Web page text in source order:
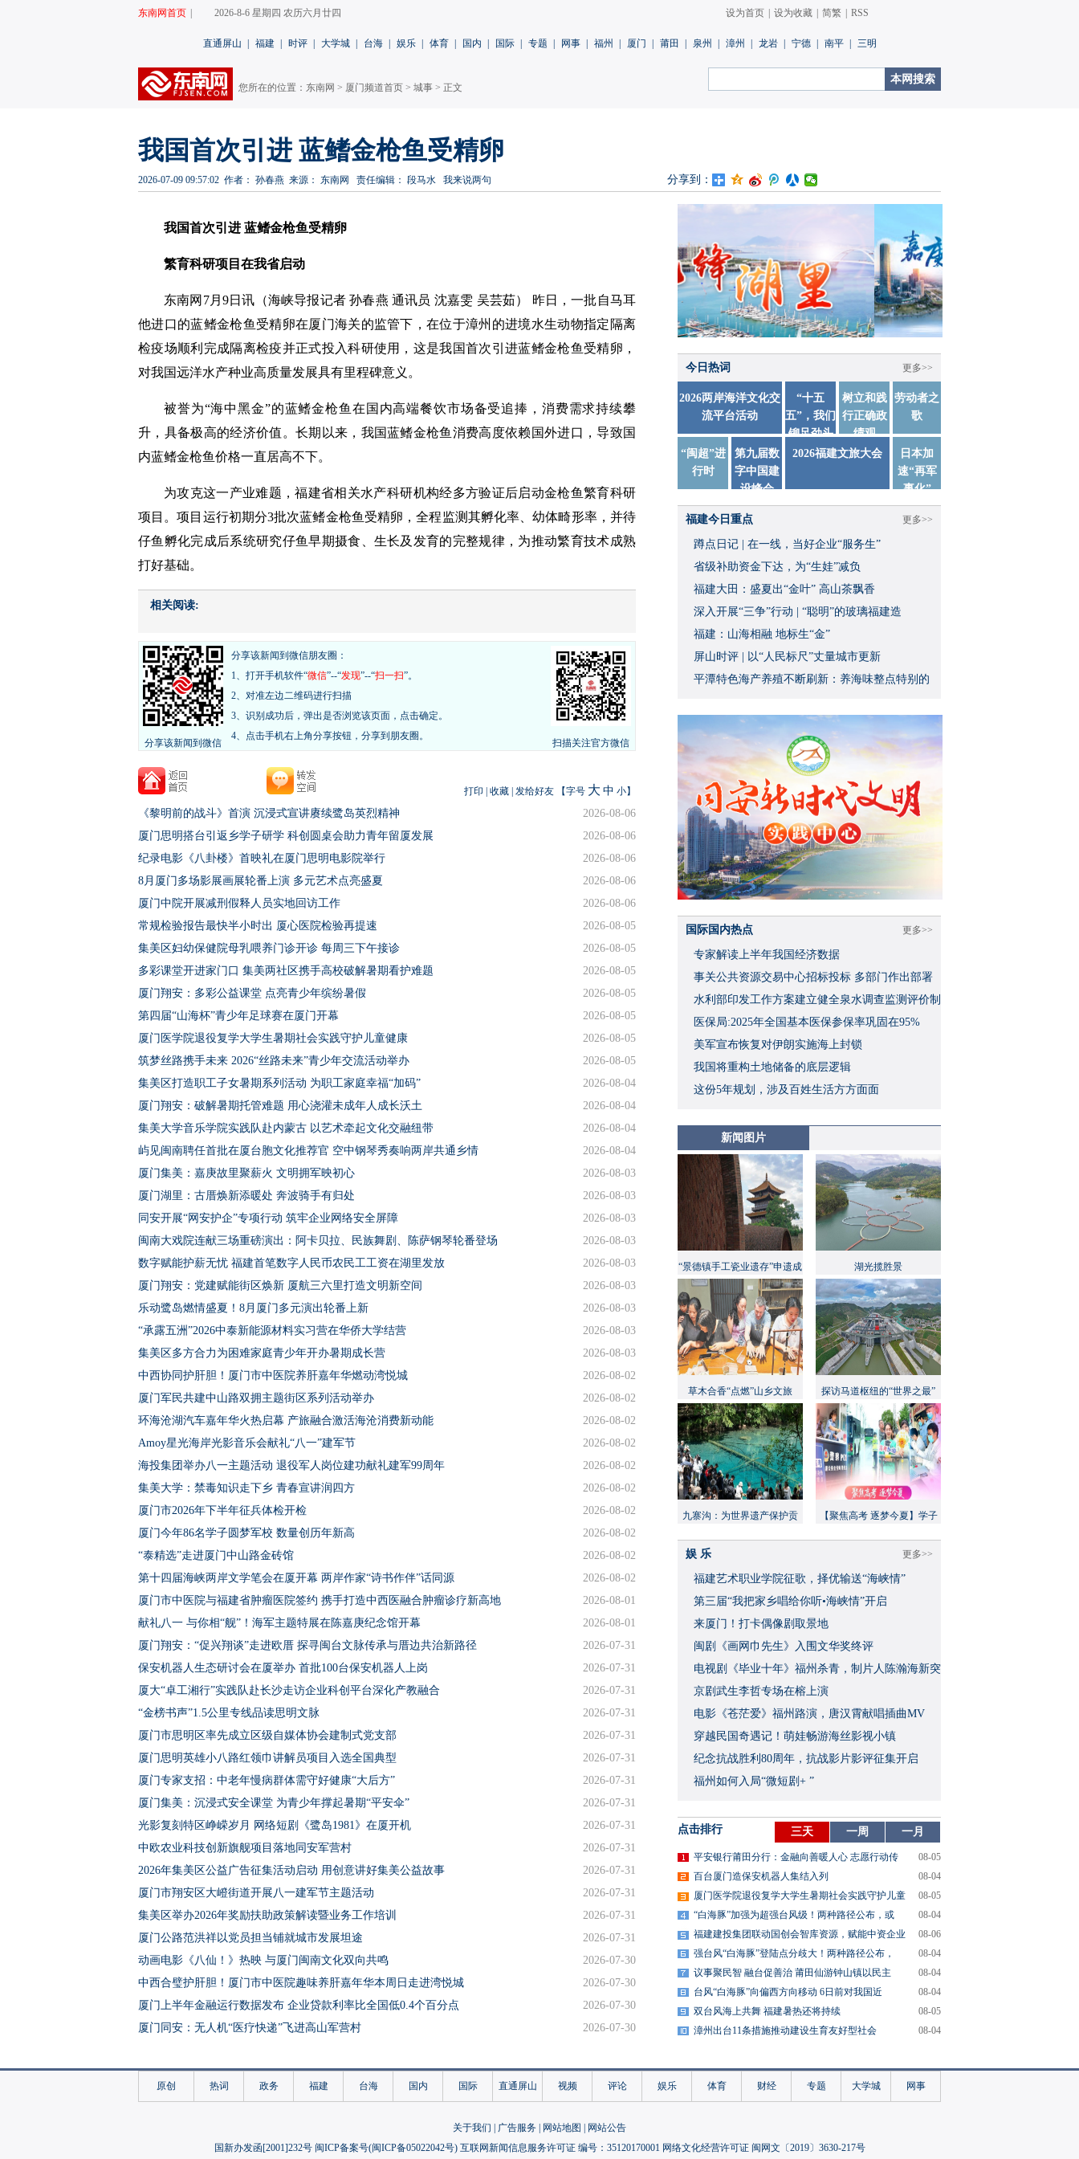
东南网首页 2026-8-6 星期四 农历六月廿四 设为首页 设为收藏 简繁 RSS
直通屏山 福建 时评 大学城 台海 娱乐 体育 国内 国际 专题 网事 福州 厦门 莆田 泉州 漳州 龙岩 宁德 南平 三明
您所在的位置： 东南网 > 厦门频道首页 > 城事 > 正文
我国首次引进 蓝鳍金枪鱼受精卵
2026-07-09 09:57:02 作者： 孙春燕 来源： 东南网 责任编辑： 段马水 我来说两句 分享到：
我国首次引进 蓝鳍金枪鱼受精卵
繁育科研项目在我省启动
东南网7月9日讯（海峡导报记者 孙春燕 通讯员 沈嘉雯 吴芸茹） 昨日，一批自马耳
他进口的蓝鳍金枪鱼受精卵在厦门海关的监管下，在位于漳州的进境水生动物指定隔离
检疫场顺利完成隔离检疫并正式投入科研使用，这是我国首次引进蓝鳍金枪鱼受精卵，
对我国远洋水产种业高质量发展具有里程碑意义。
被誉为“海中黑金”的蓝鳍金枪鱼在国内高端餐饮市场备受追捧，消费需求持续攀
升，具备极高的经济价值。长期以来，我国蓝鳍金枪鱼消费高度依赖国外进口，导致国
内蓝鳍金枪鱼价格一直居高不下。
为攻克这一产业难题，福建省相关水产科研机构经多方验证后启动金枪鱼繁育科研
项目。项目运行初期分3批次蓝鳍金枪鱼受精卵，全程监测其孵化率、幼体畸形率，并待
仔鱼孵化完成后系统研究仔鱼早期摄食、生长及发育的完整规律，为推动繁育技术成熟
打好基础。
相关阅读:
扫描关注官方微信
分享该新闻到微信
分享该新闻到微信朋友圈：
1、打开手机软件“微信”--“发现”--“扫一扫”。
2、对准左边二维码进行扫描
3、识别成功后，弹出是否浏览该页面，点击确定。
4、点击手机右上角分享按钮，分享到朋友圈。
打印 收藏 发给好友 【字号 大 中 小】
2026-08-06
《黎明前的战斗》首演 沉浸式宣讲赓续鹭岛英烈精神
2026-08-06
厦门思明搭台引返乡学子研学 科创圆桌会助力青年留厦发展
2026-08-06
纪录电影《八卦楼》首映礼在厦门思明电影院举行
2026-08-06
8月厦门多场影展画展轮番上演 多元艺术点亮盛夏
2026-08-06
厦门中院开展减刑假释人员实地回访工作
2026-08-05
常规检验报告最快半小时出 厦心医院检验再提速
2026-08-05
集美区妇幼保健院母乳喂养门诊开诊 每周三下午接诊
2026-08-05
多彩课堂开进家门口 集美两社区携手高校破解暑期看护难题
2026-08-05
厦门翔安：多彩公益课堂 点亮青少年缤纷暑假
2026-08-05
第四届“山海杯”青少年足球赛在厦门开幕
2026-08-05
厦门医学院退役复学大学生暑期社会实践守护儿童健康
2026-08-05
筑梦丝路携手未来 2026“丝路未来”青少年交流活动举办
2026-08-04
集美区打造职工子女暑期系列活动 为职工家庭幸福“加码”
2026-08-04
厦门翔安：破解暑期托管难题 用心浇灌未成年人成长沃土
2026-08-04
集美大学音乐学院实践队赴内蒙古 以艺术牵起文化交融纽带
2026-08-04
屿见闽南聘任首批在厦台胞文化推荐官 空中钢琴秀奏响两岸共通乡情
2026-08-03
厦门集美：嘉庚故里聚薪火 文明拥军映初心
2026-08-03
厦门湖里：古厝焕新添暖处 奔波骑手有归处
2026-08-03
同安开展“网安护企”专项行动 筑牢企业网络安全屏障
2026-08-03
闽南大戏院连献三场重磅演出：阿卡贝拉、民族舞剧、陈萨钢琴轮番登场
2026-08-03
数字赋能护薪无忧 福建首笔数字人民币农民工工资在湖里发放
2026-08-03
厦门翔安：党建赋能街区焕新 厦航三六里打造文明新空间
2026-08-03
乐动鹭岛燃情盛夏！8月厦门多元演出轮番上新
2026-08-03
“承露五洲”2026中泰新能源材料实习营在华侨大学结营
2026-08-03
集美区多方合力为困难家庭青少年开办暑期成长营
2026-08-02
中西协同护肝胆！厦门市中医院养肝嘉年华燃动湾悦城
2026-08-02
厦门军民共建中山路双拥主题街区系列活动举办
2026-08-02
环海沧湖汽车嘉年华火热启幕 产旅融合激活海沧消费新动能
2026-08-02
Amoy星光海岸光影音乐会献礼“八一”建军节
2026-08-02
海投集团举办八一主题活动 退役军人岗位建功献礼建军99周年
2026-08-02
集美大学：禁毒知识走下乡 青春宣讲润四方
2026-08-02
厦门市2026年下半年征兵体检开检
2026-08-02
厦门今年86名学子圆梦军校 数量创历年新高
2026-08-02
“泰精选”走进厦门中山路金砖馆
2026-08-02
第十四届海峡两岸文学笔会在厦开幕 两岸作家“诗书作伴”话同源
2026-08-01
厦门市中医院与福建省肿瘤医院签约 携手打造中西医融合肿瘤诊疗新高地
2026-08-01
献礼八一 与你相“舰”！海军主题特展在陈嘉庚纪念馆开幕
2026-07-31
厦门翔安：“促兴翔谈”走进欧厝 探寻闽台文脉传承与厝边共治新路径
2026-07-31
保安机器人生态研讨会在厦举办 首批100台保安机器人上岗
2026-07-31
厦大“卓工湘行”实践队赴长沙走访企业科创平台深化产教融合
2026-07-31
“金榜书声”1.5公里专线品读思明文脉
2026-07-31
厦门市思明区率先成立区级自媒体协会建制式党支部
2026-07-31
厦门思明英雄小八路红领巾讲解员项目入选全国典型
2026-07-31
厦门专家支招：中老年慢病群体需守好健康“大后方”
2026-07-31
厦门集美：沉浸式安全课堂 为青少年撑起暑期“平安伞”
2026-07-31
光影复刻特区峥嵘岁月 网络短剧《鹭岛1981》在厦开机
2026-07-31
中欧农业科技创新旗舰项目落地同安军营村
2026-07-31
2026年集美区公益广告征集活动启动 用创意讲好集美公益故事
2026-07-31
厦门市翔安区大嶝街道开展八一建军节主题活动
2026-07-31
集美区举办2026年奖励扶助政策解读暨业务工作培训
2026-07-31
厦门公路范洪祥以党员担当铺就城市发展坦途
2026-07-30
动画电影《八仙！》热映 与厦门闽南文化双向共鸣
2026-07-30
中西合璧护肝胆！厦门市中医院趣味养肝嘉年华本周日走进湾悦城
2026-07-30
厦门上半年金融运行数据发布 企业贷款利率比全国低0.4个百分点
2026-07-30
厦门同安：无人机“医疗快递”飞进高山军营村
2026-07-30
微观生物绘就产业新图景 厦门企业深耕微生物科创赋能蓝色经济
2026-07-29
厦门翔安：移风易俗破陋习 “简”出文明新风尚
更多>>
今日热词
2026两岸海洋文化交
流平台活动
“十五
五”，我们
铆足劲头
踏实干
树立和践
行正确政
绩观
劳动者之
歌
“闽超”进
行时
第九届数
字中国建
设峰会
2026福建文旅大会
日本加
速“再军
事化”
更多>>
福建今日重点
蹲点日记 | 在一线，当好企业“服务生”
省级补助资金下达，为“生娃”减负
福建大田：盛夏出“金叶” 高山茶飘香
深入开展“三争”行动 | “聪明”的玻璃福建造
福建：山海相融 地标生“金”
屏山时评 | 以“人民标尺”丈量城市更新
平潭特色海产养殖不断刷新：养海味整点特别的
更多>>
国际国内热点
专家解读上半年我国经济数据
事关公共资源交易中心招标投标 多部门作出部署
水利部印发工作方案建立健全泉水调查监测评价制
度
医保局:2025年全国基本医保参保率巩固在95%
美军宣布恢复对伊朗实施海上封锁
我国将重构土地储备的底层逻辑
这份5年规划，涉及百姓生活方方面面
新闻图片
“景德镇手工瓷业遗存”申遗成
湖光揽胜景
草木合香“点燃”山乡文旅 探访马道枢纽的“世界之最”
九寨沟：为世界遗产保护贡
【聚焦高考 逐梦今夏】学子
更多>>
娱 乐
福建艺术职业学院征歌，择优输送“海峡情”
​第三届“我把家乡唱给你听•海峡情”开启
来厦门！打卡偶像剧取景地
闽剧《画网巾先生》入围文华奖终评
​电视剧《毕业十年》福州杀青，制片人陈瀚海新突
破
京剧武生李哲专场在榕上演
​电影《苍茫爱》福州路演，唐汉霄献唱插曲MV
穿越民国奇遇记！萌娃畅游海丝影视小镇
​纪念抗战胜利80周年，抗战影片影评征集开启
福州如何入局“微短剧+ ”
点击排行 三天 一周 一月
平安银行莆田分行：金融向善暖人心 志愿行动传
08-05
百台厦门造保安机器人集结入列
08-04
厦门医学院退役复学大学生暑期社会实践守护儿童
08-05
“白海豚”加强为超强台风级！两种路径公布，或
08-04
福建建投集团联动国创会智库资源，赋能中资企业
08-06
强台风“白海豚”登陆点分歧大！两种路径公布，
08-04
议事聚民智 融台促善治 莆田仙游钟山镇以民主
08-04
台风“白海豚”向偏西方向移动 6日前对我国近
08-04
双台风海上共舞 福建暑热还将持续
08-05
漳州出台11条措施推动建设生育友好型社会
08-04
原创 热词 政务 福建 台海 国内 国际 直通屏山 视频 评论 娱乐 体育 财经 专题 大学城 网事
关于我们 广告服务 网站地图
网站公告
国新办发函[2001]232号 闽ICP备案号(闽ICP备05022042号) 互联网新闻信息服务许可证 编号：35120170001 网络文化经营许可证 闽网文〔2019〕3630-217号